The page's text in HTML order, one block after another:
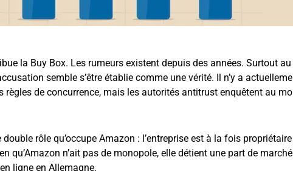
la Buy Box. Les rumeurs existent depuis des années. Surtout
semble s’être établie comme une vérité. Il n’y a
règles de concurrence, mais les autorités antitrust enquêtent au
rôle qu’occupe Amazon : l’entreprise est à la fois
qu’Amazon n’ait pas de monopole, elle détient une part de
ligne en Allemagne.